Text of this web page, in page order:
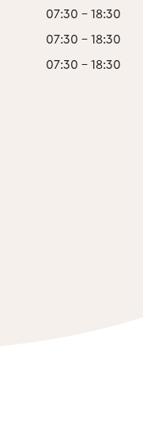
07:30 - 18:30
07:30 - 18:30
07:30 - 18:30